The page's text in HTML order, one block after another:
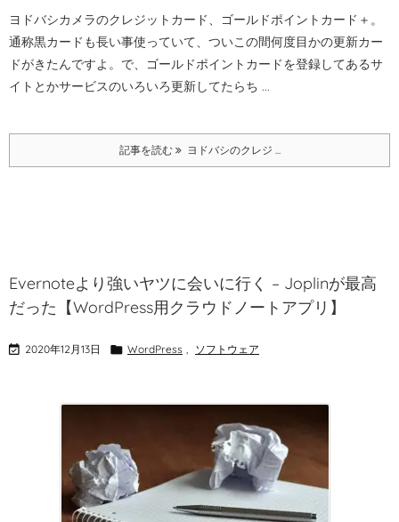
ヨドバシカメラのクレジットカード、ゴールドポイントカード＋。
通称黒カードも長い事使っていて、ついこの間何度目かの更新カー
ドがきたんですよ。 で、ゴールドポイントカードを登録してあるサ
イトとかサービスのいろいろ更新してたらち ...
記事を読む ヨドバシのクレジ ...
Evernoteより強いヤツに会いに行く – Joplinが最高
だった【WordPress用クラウドノートアプリ】
 2020年12月13日  WordPress , ソフトウェア